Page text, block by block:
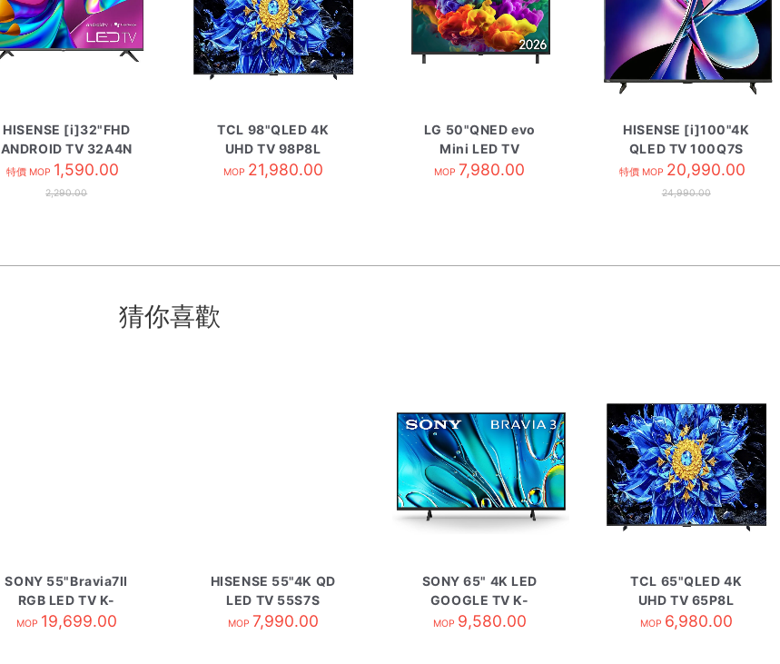
HISENSE [i]32"FHD
ANDROID TV 32A4N
特價 MOP 1,590.00
2,290.00
TCL 98"QLED 4K
UHD TV 98P8L
MOP 21,980.00
LG 50"QNED evo
Mini LED TV
50QNED85BCA
MOP 7,980.00
HISENSE [i]100"4K
QLED TV 100Q7S
特價 MOP 20,990.00
24,990.00
猜你喜歡
SONY 55"Bravia7II
RGB LED TV K-
55XR70M2
MOP 19,699.00
HISENSE 55"4K QD
LED TV 55S7S
MOP 7,990.00
SONY 65" 4K LED
GOOGLE TV K-
65S30
MOP 9,580.00
TCL 65"QLED 4K
UHD TV 65P8L
MOP 6,980.00